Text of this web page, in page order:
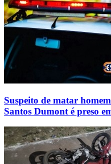
Suspeito de matar
Santos Dumont é preso